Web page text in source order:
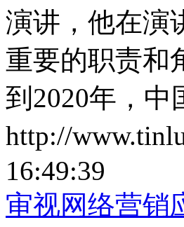
演讲，他在演
重要的职责和
到2020年，中
http://
16:49:39
审视网络营销